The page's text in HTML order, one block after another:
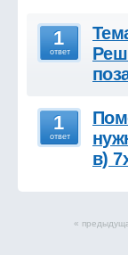
1
ответ
1
ответ
в)
«